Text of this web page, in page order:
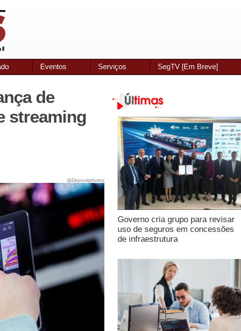
Eventos Serviços SegTV [Em Breve]
de
streaming
@Depositphotos
Governo cria grupo para revisar
uso de seguros em concessões
de infraestrutura